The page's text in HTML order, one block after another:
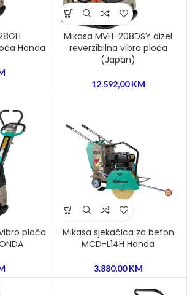
Honda
Mikasa MVH-208DSY dizel
reverzibilna vibro ploča
(Japan)
12.592,00KM
ploča
Mikasa sjekačica za beton
MCD-L14H Honda
3.880,00KM